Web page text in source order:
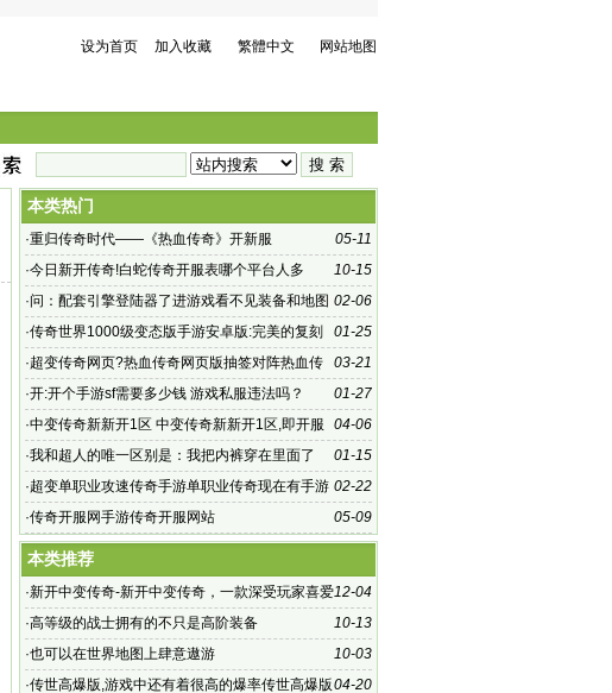
设为首页 加入收藏 繁體中文 网站地图
本类热门
05-11
·重归传奇时代——《热血传奇》开新服
10-15
·今日新开传奇!白蛇传奇开服表哪个平台人多
02-06
·问：配套引擎登陆器了进游戏看不见装备和地图
怎么
01-25
·传奇世界1000级变态版手游安卓版:完美的复刻
了盛大
03-21
·超变传奇网页?热血传奇网页版抽签对阵热血传
奇超变sf公平公正
01-27
·开:开个手游sf需要多少钱 游戏私服违法吗？
04-06
·中变传奇新新开1区 中变传奇新新开1区,即开服
第四天或合服第三天自动
01-15
·我和超人的唯一区别是：我把内裤穿在里面了
02-22
·超变单职业攻速传奇手游单职业传奇现在有手游
吗?
05-09
·传奇开服网手游传奇开服网站
本类推荐
12-04
·新开中变传奇-新开中变传奇，一款深受玩家喜爱
的传奇游戏
10-13
·高等级的战士拥有的不只是高阶装备
10-03
·也可以在世界地图上肆意遨游
04-20
·传世高爆版,游戏中还有着很高的爆率传世高爆版